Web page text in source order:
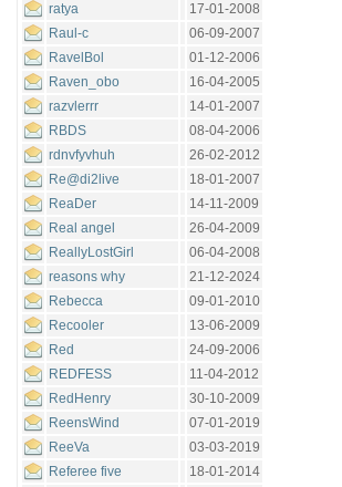
ratya
17-01-2008
Raul-c
06-09-2007
RavelBol
01-12-2006
Raven_obo
16-04-2005
razvlerrr
14-01-2007
RBDS
08-04-2006
rdnvfyvhuh
26-02-2012
Re@di2live
18-01-2007
ReaDer
14-11-2009
Real angel
26-04-2009
ReallyLostGirl
06-04-2008
reasons why
21-12-2024
Rebecca
09-01-2010
Recooler
13-06-2009
Red
24-09-2006
REDFESS
11-04-2012
RedHenry
30-10-2009
ReensWind
07-01-2019
ReeVa
03-03-2019
Referee five
18-01-2014